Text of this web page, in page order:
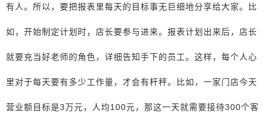
有人。所以，要把报表里每天的目标事无巨细地分享给大家。比
如，开始制定计划时，店长要参与进来。报表计划出来后，店长
就要充当好老师的角色，详细告知手下的员工。这样，每个人心
里对于每天要有多少工作量，才会有杆秤。比如，一家门店今天
营业额目标是3万元，人均100元，那这一天就需要接待300个客